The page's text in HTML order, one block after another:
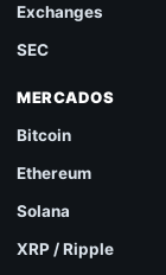
Exchanges
SEC
MERCADOS
Bitcoin
Ethereum
Solana
XRP / Ripple